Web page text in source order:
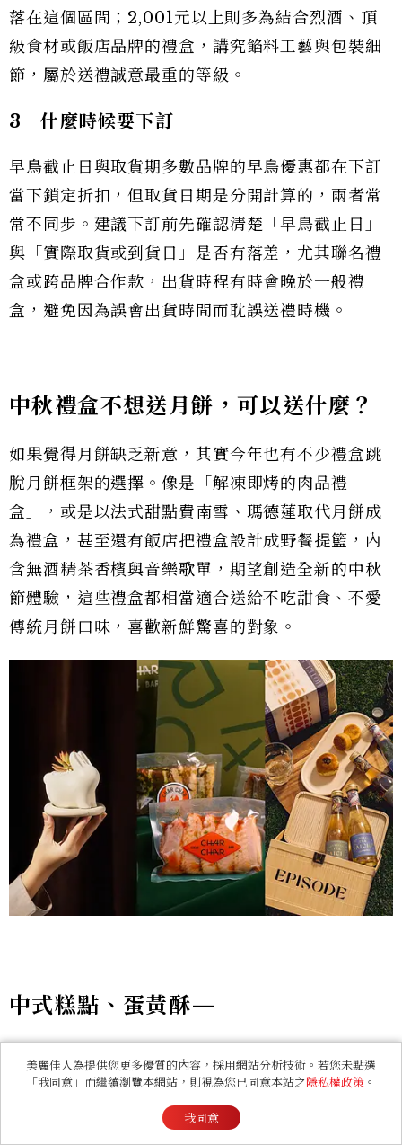
落在這個區間；2,001元以上則多為結合烈酒、頂
級食材或飯店品牌的禮盒，講究餡料工藝與包裝細
節，屬於送禮誠意最重的等級。
3｜什麼時候要下訂
早鳥截止日與取貨期多數品牌的早鳥優惠都在下訂
當下鎖定折扣，但取貨日期是分開計算的，兩者常
常不同步。建議下訂前先確認清楚「早鳥截止日」
與「實際取貨或到貨日」是否有落差，尤其聯名禮
盒或跨品牌合作款，出貨時程有時會晚於一般禮
盒，避免因為誤會出貨時間而耽誤送禮時機。
中秋禮盒不想送月餅，可以送什麼？
如果覺得月餅缺乏新意，其實今年也有不少禮盒跳
脫月餅框架的選擇。像是「解凍即烤的肉品禮
盒」，或是以法式甜點費南雪、瑪德蓮取代月餅成
為禮盒，甚至還有飯店把禮盒設計成野餐提籃，內
含無酒精茶香檳與音樂歌單，期望創造全新的中秋
節體驗，這些禮盒都相當適合送給不吃甜食、不愛
傳統月餅口味，喜歡新鮮驚喜的對象。
中式糕點、蛋黃酥—
2026中秋禮盒推薦｜TASTE by MMHG
× Coffee Stopover
由米其林星級主廚林泉創立的電商品牌 TASTE
美麗佳人為提供您更多優質的內容，採用網站分析技術。若您未點選
「我同意」而繼續瀏覽本網站，則視為您已同意本站之隱私權政策 。
我同意